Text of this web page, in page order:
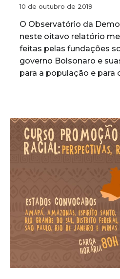
10 de outubro de 2019
O Observatório da
neste oitavo relatório
feitas pelas fundações
governo Bolsonaro e
para a população e para